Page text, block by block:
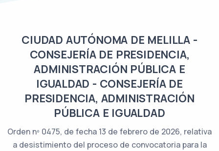
CIUDAD AUTÓNOMA DE MELILLA -
CONSEJERÍA DE PRESIDENCIA,
ADMINISTRACIÓN PÚBLICA E
IGUALDAD - CONSEJERÍA DE
PRESIDENCIA, ADMINISTRACIÓN
PÚBLICA E IGUALDAD
Orden nº 0475, de fecha 13 de febrero de 2026, relativa
a desistimiento del proceso de convocatoria para la